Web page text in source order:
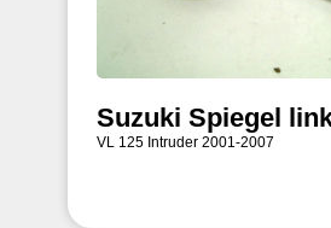
Suzuki Spiegel
VL 125 Intruder 2001-2007